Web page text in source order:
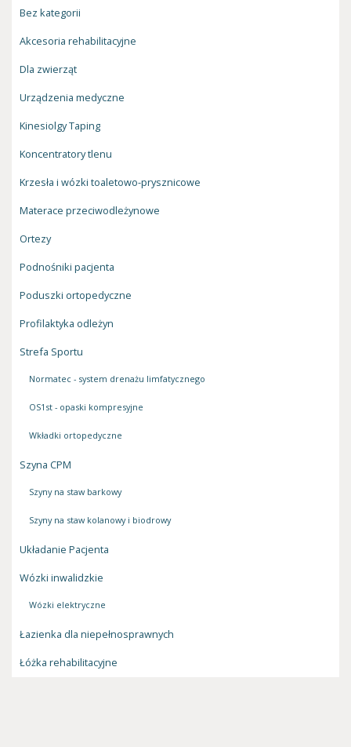
Bez kategorii
Akcesoria rehabilitacyjne
Dla zwierząt
Urządzenia medyczne
Kinesiolgy Taping
Koncentratory tlenu
Krzesła i wózki toaletowo-prysznicowe
Materace przeciwodleżynowe
Ortezy
Podnośniki pacjenta
Poduszki ortopedyczne
Profilaktyka odleżyn
Strefa Sportu
Normatec - system drenażu limfatycznego
OS1st - opaski kompresyjne
Wkładki ortopedyczne
Szyna CPM
Szyny na staw barkowy
Szyny na staw kolanowy i biodrowy
Układanie Pacjenta
Wózki inwalidzkie
Wózki elektryczne
Łazienka dla niepełnosprawnych
Łóżka rehabilitacyjne